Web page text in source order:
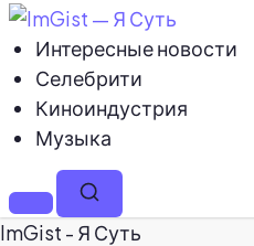
Интересные новости
Селебрити
Киноиндустрия
Музыка
МенюПоиск
ImGist - Я Суть